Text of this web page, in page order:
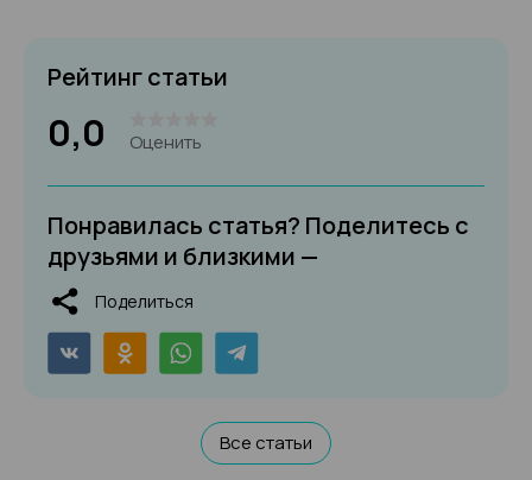
Рейтинг статьи
0,0 Оценить
Понравилась статья? Поделитесь с
друзьями и близкими —
Поделиться
Все статьи